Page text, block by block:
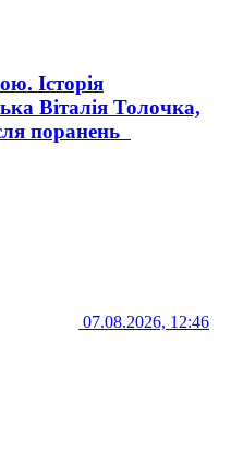
Історія
Віталія Толочка,
поранень
07.08.2026, 12:46